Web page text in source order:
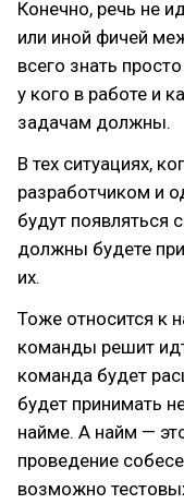
Конечно, речь не
или иной фичей
всего знать
у кого в работе и
задачам должны.
В тех ситуациях,
разработчиком и
будут появляться
должны будете
их.
Тоже относится к
команды решит
команда будет
будет принимать
найме. А найм —
проведение
возможно